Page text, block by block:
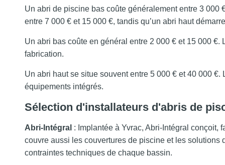
Un abri de piscine bas coûte généralement entre 3
entre 7 000 € et 15 000 €, tandis qu’un abri haut
Un abri bas coûte en général entre 2 000 € et 15 000
fabrication.
Un abri haut se situe souvent entre 5 000 € et 40 000
équipements intégrés.
Sélection d'installateurs d'abris de
Abri-Intégral : Implantée à Yvrac, Abri-Intégral conçoit,
couvre aussi les couvertures de piscine et les
contraintes techniques de chaque bassin.